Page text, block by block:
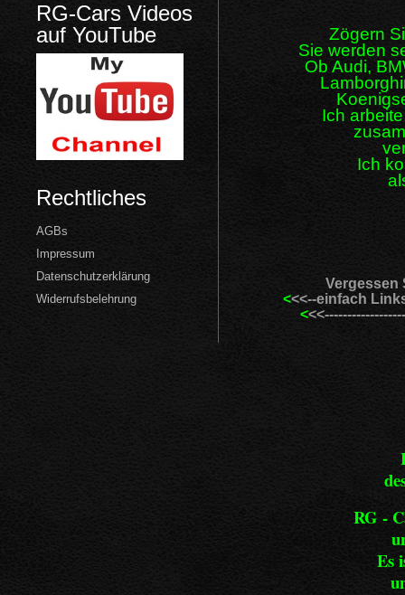
RG-Cars Videos
auf YouTube
Rechtliches
AGBs
Impressum
Datenschutzerklärung
Widerrufsbelehrung
Zögern
Sie werden
Ob Audi,
Ich
Ich
Vergessen
<<<--einfach
<
RG -
Es